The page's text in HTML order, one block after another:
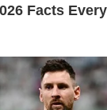
Follow Kabarbaru